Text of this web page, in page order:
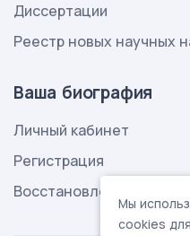
Диссертации
Реестр новых научных
Ваша биография
Личный кабинет
Регистрация
Восстановление пароля
Мы
cookies